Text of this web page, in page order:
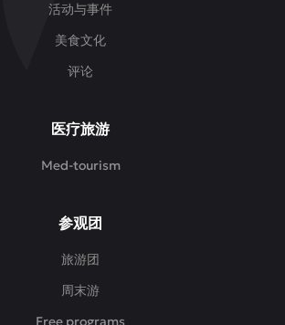
活动与事件
美食文化
评论
医疗旅游
Med-tourism
参观团
旅游团
周末游
Free programs